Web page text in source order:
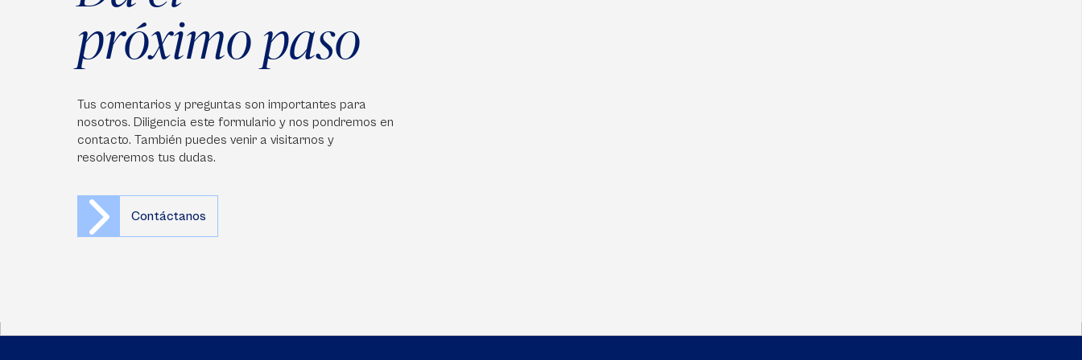
próximo paso
Tus comentarios y preguntas son importantes para
nosotros. Diligencia este formulario y nos pondremos en
contacto. También puedes venir a visitarnos y
resolveremos tus dudas.
Contáctanos